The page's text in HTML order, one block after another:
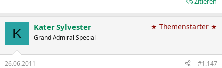
K Kater Sylvester
Grand Admiral Special
★ Themenstarter ★
26.06.2011 #1.147